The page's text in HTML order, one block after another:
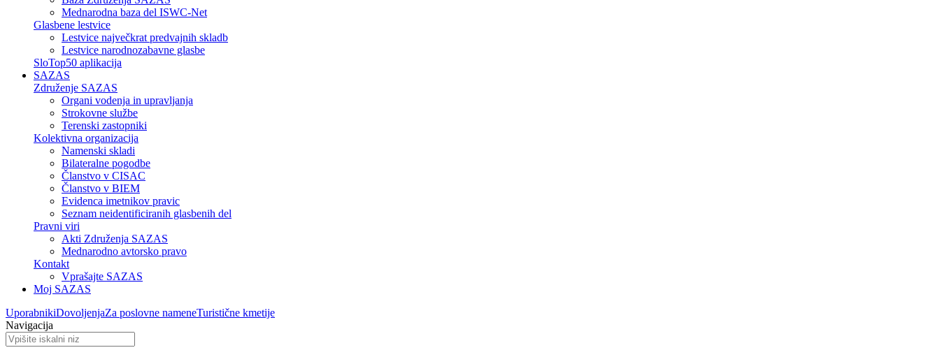
Mednarodna baza del ISWC-Net
Glasbene lestvice
Lestvice največkrat predvajnih skladb
Lestvice narodnozabavne glasbe
SloTop50 aplikacija
SAZAS
Združenje SAZAS
Organi vodenja in upravljanja
Strokovne službe
Terenski zastopniki
Kolektivna organizacija
Namenski skladi
Bilateralne pogodbe
Članstvo v CISAC
Članstvo v BIEM
Evidenca imetnikov pravic
Seznam neidentificiranih glasbenih del
Pravni viri
Akti Združenja SAZAS
Mednarodno avtorsko pravo
Kontakt
Vprašajte SAZAS
Moj SAZAS
UporabnikiDovoljenjaZa poslovne nameneTuristične kmetije
Navigacija